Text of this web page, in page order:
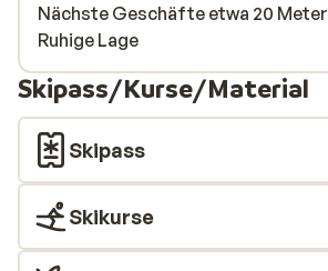
Nächste Geschäfte etwa 20 Meter
Ruhige Lage
Skipass/Kurse/Material
Skipass
Skikurse